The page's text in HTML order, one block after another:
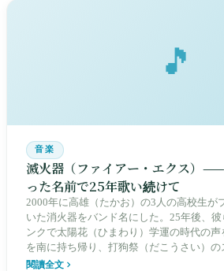
🎵
音楽
滅火器（ファイアー・エクス）
った名前で25年歌い続けて
2000年に高雄（たかお）の3人の高校生が
いた消火器をバンド名にした。25年後、
ンクで太陽花（ひまわり）学運の時代の
を南に持ち帰り、打狗祭（だこうさい）の
て会場全体に告げた：失望してもいい、で
閱讀全文